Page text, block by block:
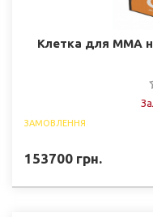
Клетка для ММА
ЗАМОВЛЕННЯ
153700 грн.